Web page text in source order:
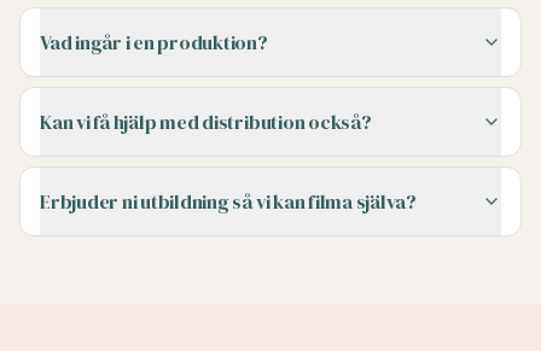
Vad ingår i en produktion?
Kan vi få hjälp med distribution också?
Erbjuder ni utbildning så vi kan filma själva?